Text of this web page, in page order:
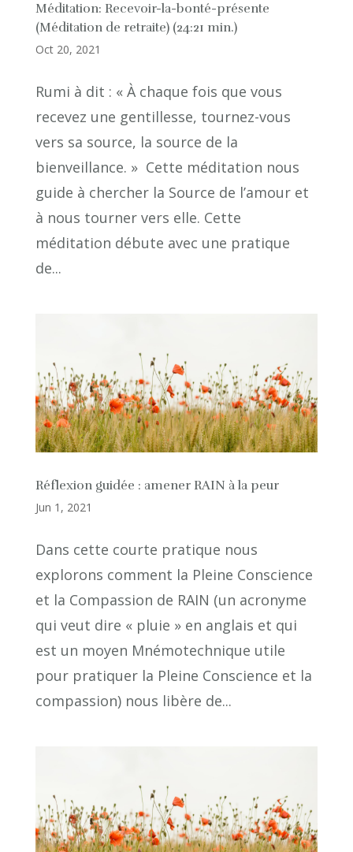
Méditation: Recevoir-la-bonté-présente
(Méditation de retraite) (24:21 min.)
Oct 20, 2021
Rumi à dit : « À chaque fois que vous
recevez une gentillesse, tournez-vous
vers sa source, la source de la
bienveillance. » Cette méditation nous
guide à chercher la Source de l’amour et
à nous tourner vers elle. Cette
méditation débute avec une pratique
de...
Réflexion guidée : amener RAIN à la peur
Jun 1, 2021
Dans cette courte pratique nous
explorons comment la Pleine Conscience
et la Compassion de RAIN (un acronyme
qui veut dire « pluie » en anglais et qui
est un moyen Mnémotechnique utile
pour pratiquer la Pleine Conscience et la
compassion) nous libère de...